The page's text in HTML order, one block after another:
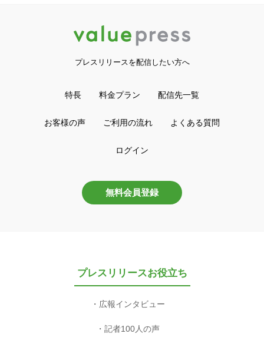
プレスリリースを配信したい方へ
特長 料金プラン 配信先一覧
お客様の声 ご利用の流れ よくある質問
ログイン
無料会員登録
プレスリリースお役立ち
広報インタビュー
記者100人の声